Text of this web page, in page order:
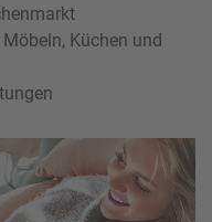
Küchen und